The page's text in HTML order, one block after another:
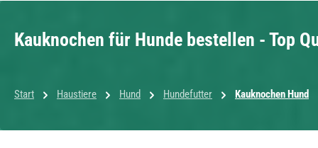
Kauknochen für Hunde bestellen - Top
Start Haustiere Hund Hundefutter Kauknochen Hund